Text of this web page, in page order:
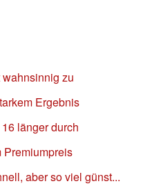
zu
Ergebnis
länger durch
Premiumpreis
aber so viel günst...